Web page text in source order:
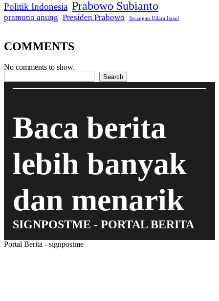
Politik Indonesia Prabowo Subianto
pramono anung Presiden Prabowo Serangan Udara Israel
COMMENTS
No comments to show.
Search
Baca berita
lebih banyak
dan menarik
SIGNPOSTME - PORTAL BERITA
Portal Berita - signpostme